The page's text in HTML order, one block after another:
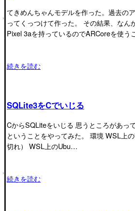
てきめんちゃんモデルを作った。過去の
ってくっつけて作った。 その結果、なん
Pixel 3aを持っているのでARCoreを使
続きを読む
SQLite3をCでいじる
CからSQLiteをいじる 思うところがあっ
ということをやってみた。 環境 WSL上
切れ） WSL上のUbu…
続きを読む